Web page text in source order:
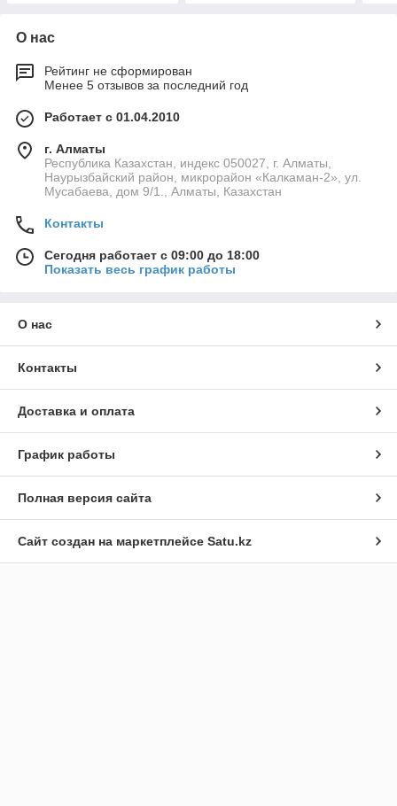
О нас
Рейтинг не сформирован
Менее 5 отзывов за последний год
Работает с 01.04.2010
г. Алматы
Республика Казахстан, индекс 050027, г. Алматы,
Наурызбайский район, микрорайон «Калкаман-2», ул.
Мусабаева, дом 9/1., Алматы, Казахстан
Контакты
Сегодня работает с 09:00 до 18:00
Показать весь график работы
О нас
Контакты
Доставка и оплата
График работы
Полная версия сайта
Сайт создан на маркетплейсе Satu.kz